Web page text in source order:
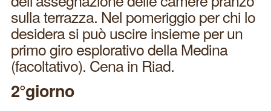
sulla terrazza. Nel pomeriggio per chi lo
desidera si può uscire insieme per un
primo giro esplorativo della Medina
(facoltativo). Cena in Riad.
2°giorno